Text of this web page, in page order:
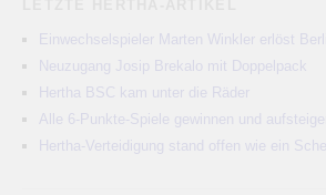
Einwechselspieler Marten Winkler erlöst
Neuzugang Josip Brekalo mit Doppelpack
Hertha BSC kam unter die Räder
Alle 6-Punkte-Spiele gewinnen und
Hertha-Verteidigung stand offen wie ein